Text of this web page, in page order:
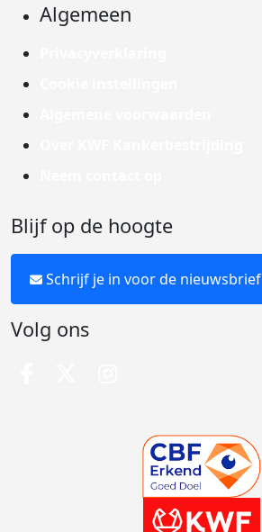
Algemeen
Blijf op de hoogte
Schrijf je in voor de nieuwsbrief
Volg ons